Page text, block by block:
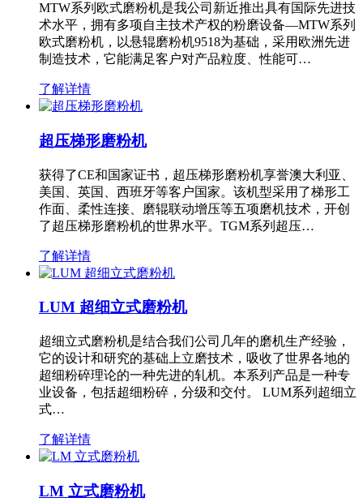
MTW系列欧式磨粉机是我公司新近推出具有国际先进技
术水平，拥有多项自主技术产权的粉磨设备—MTW系列
欧式磨粉机，以悬辊磨粉机9518为基础，采用欧洲先进
制造技术，它能满足客户对产品粒度、性能可…
了解详情
超压梯形磨粉机
获得了CE和国家证书，超压梯形磨粉机享誉澳大利亚、
美国、英国、西班牙等客户国家。该机型采用了梯形工
作面、柔性连接、磨辊联动增压等五项磨机技术，开创
了超压梯形磨粉机的世界水平。TGM系列超压…
了解详情
LUM 超细立式磨粉机
超细立式磨粉机是结合我们公司几年的磨机生产经验，
它的设计和研究的基础上立磨技术，吸收了世界各地的
超细粉碎理论的一种先进的轧机。本系列产品是一种专
业设备，包括超细粉碎，分级和交付。 LUM系列超细立
式…
了解详情
LM 立式磨粉机